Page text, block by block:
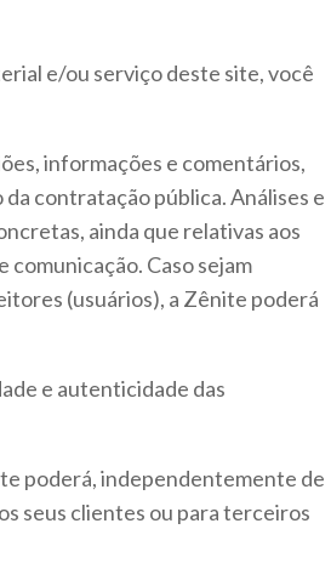
e/ou serviço deste site, você
informações e comentários,
contratação pública. Análises e
ainda que relativas aos
Caso sejam
(usuários), a Zênite poderá
e autenticidade das
poderá, independentemente de
seus clientes ou para terceiros